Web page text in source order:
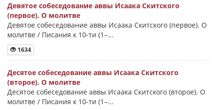
Девятое собеседование аввы Исаака Скитского
(первое). О молитве
Девятое собеседование аввы Исаака Скитского (первое). О
молитве / Писания к 10-ти (1–...
1634
Десятое собеседование аввы Исаака Скитского
(второе). О молитве
Десятое собеседование аввы Исаака Скитского (второе). О
молитве / Писания к 10-ти (1–...